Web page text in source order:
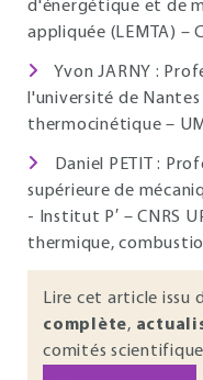
d'énergétique et de
appliquée (LEMTA) –
Yvon JARNY :
l'université de
thermocinétique –
Daniel PETIT :
supérieure de
- Institut P′ – CNRS
thermique,
Lire cet article issu
complète,
comités